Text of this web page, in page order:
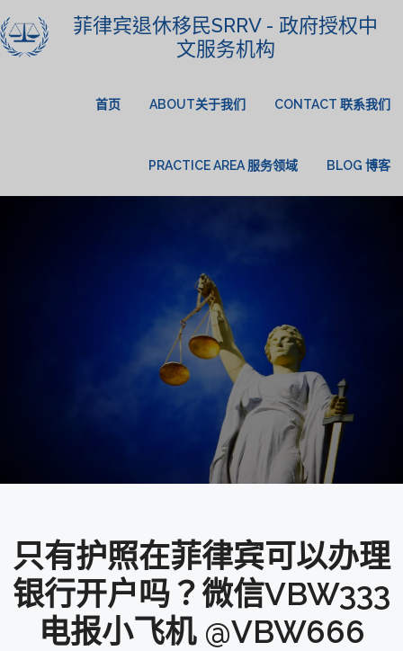
菲律宾退休移民SRRV - 政府授权中
文服务机构
首页 ABOUT关于我们 CONTACT 联系我们
PRACTICE AREA 服务领域 BLOG 博客
只有护照在菲律宾可以办理
银行开户吗？微信VBW333
电报小飞机 @VBW666